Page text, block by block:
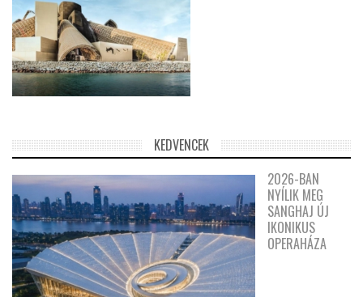
KEDVENCEK
2026-BAN
NYÍLIK MEG
SANGHAJ ÚJ
IKONIKUS
OPERAHÁZA